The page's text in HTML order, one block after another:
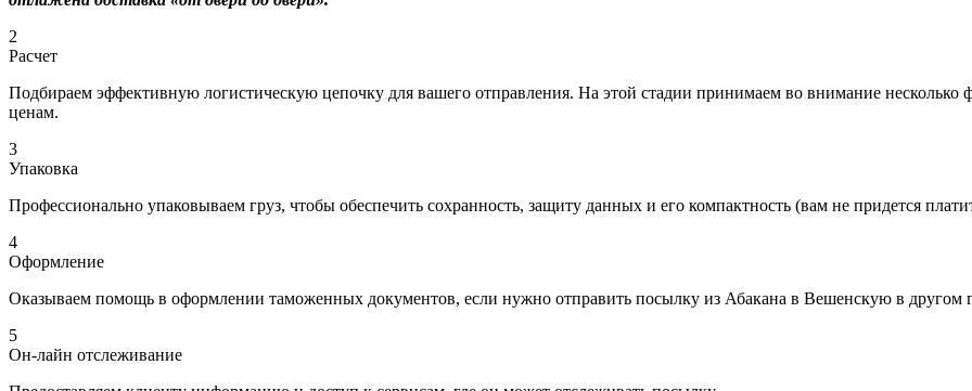
2
Расчет
Подбираем эффективную логистическую цепочку для вашего отправления. На этой стадии принимаем во внимание несколько
ценам.
3
Упаковка
Профессионально упаковываем груз, чтобы обеспечить сохранность, защиту данных и его компактность (вам не придется
4
Оформление
Оказываем помощь в оформлении таможенных документов, если нужно отправить посылку из Абакана в Вешенскую в другом
5
Он-лайн отслеживание